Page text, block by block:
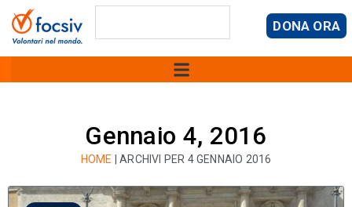
DONA ORA
Gennaio 4, 2016
HOME |ARCHIVI PER 4 GENNAIO 2016